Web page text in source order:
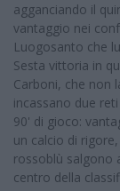
agganciando il
vantaggio nei
Luogosanto che
Sesta vittoria in
Carboni, che non
incassano due
90' di gioco:
un calcio di
rossoblù salgono
centro della